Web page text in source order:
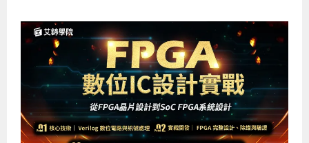
儲備講師計劃
最新補助課程
師資介紹
開發板介紹
環境設備
最新職缺
艾鍗新聞
課程說明會
政府補助職訓說明會
嵌入式Linux開發系列課程
[學程] 嵌入式Linux開發實務
Linux系統建置實務
Linux系統程式設計
Linux驅動程式設計實戰
MCU韌體設計系列課程
ARM MCU單晶片韌體開發
USB韌體設計
STM32嵌入式開發實戰
硬體/IC設計系列課程
全能電路設計實戰班
FPGA 數位IC設計實戰
AI人工智慧系列課程
iPAS AI應用規劃師能力鑑定課程
iPAS經濟部產業人才能力鑑定
熱門課程
讓 AI 成為你的數位同事
AI雲端原生與MLOps自動化實務
n8n 零基礎工作自動化實戰班
Vibe Coding：AI 協作全端開發實戰班
數位課程總覽
嵌入式Linux開發系列
嵌入式Linux學程(數位豪華版)
Linux系統程式設計
MCU韌體開發系列
MCU韌體設計
AI人工智慧系列課程
補助專班
待業青年職訓課程(29歲以下)
Kubernetes工程師養成班
[假日班]AI邊緣運算實作TensorFlow Lite for MCU
[假日班]物聯網資訊安全實務
企業服務
企業教育訓練
企業儲值優惠方案
艾鍗企業VIP會員
研討活動
學員專區
會員優惠
前進校園